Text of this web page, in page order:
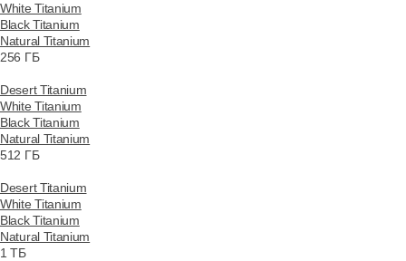
White Titanium
Black Titanium
Natural Titanium
256 ГБ
Desert Titanium
White Titanium
Black Titanium
Natural Titanium
512 ГБ
Desert Titanium
White Titanium
Black Titanium
Natural Titanium
1 ТБ